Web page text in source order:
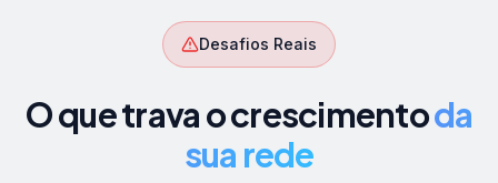
Desafios Reais
O que trava o crescimentoda
sua rede